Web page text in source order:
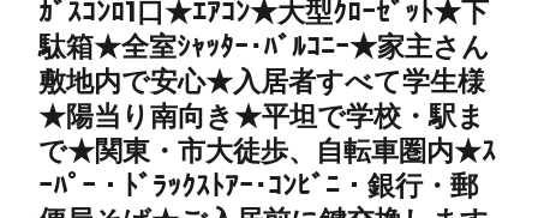
ｶﾞｽｺﾝﾛ1口★ｴｱｺﾝ★大型ｸﾛｰｾﾞｯﾄ★下
駄箱★全室ｼｬｯﾀｰ･ﾊﾞﾙｺﾆｰ★家主さん
敷地内で安心★入居者すべて学生様
★陽当り南向き★平坦で学校・駅ま
で★関東・市大徒歩、自転車圏内★ｽ
ｰﾊﾟｰ・ﾄﾞﾗｯｸｽﾄｱｰ･ｺﾝﾋﾞﾆ・銀行・郵